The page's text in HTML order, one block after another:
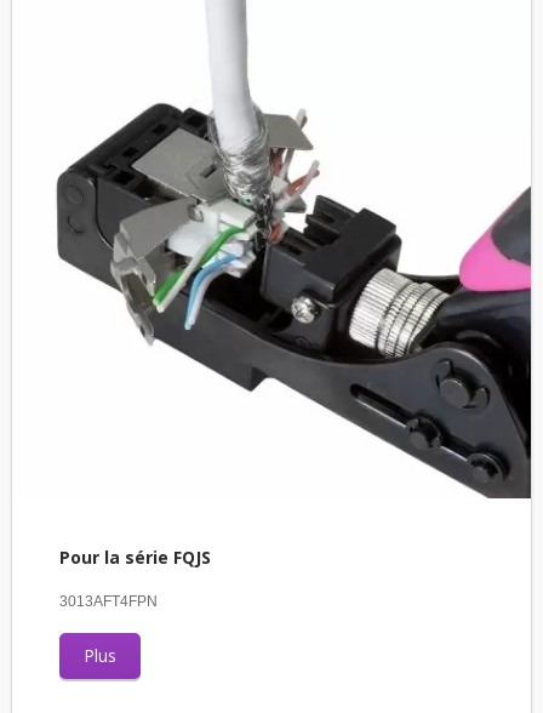
Pour la série FQJS
3013AFT4FPN
Plus